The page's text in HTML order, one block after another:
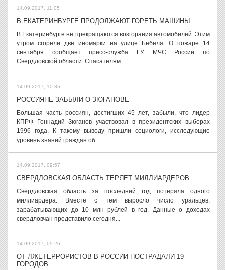
14.09.2017, 11:05
В ЕКАТЕРИНБУРГЕ ПРОДОЛЖАЮТ ГОРЕТЬ МАШИНЫ
В Екатеринбурге не прекращаются возгорания автомобилей. Этим
утром сгорели две иномарки на улице Бебеля. О пожаре 14
сентября сообщает пресс-служба ГУ МЧС России по
Свердловской области. Спасателям...
14.09.2017, 10:36
РОССИЯНЕ ЗАБЫЛИ О ЗЮГАНОВЕ
Большая часть россиян, достигших 45 лет, забыли, что лидер
КПРФ Геннадий Зюганов участвовал в президентских выборах
1996 года. К такому выводу пришли социологи, исследующие
уровень знаний граждан об...
14.09.2017, 09:57
СВЕРДЛОВСКАЯ ОБЛАСТЬ ТЕРЯЕТ МИЛЛИАРДЕРОВ
Свердловская область за последний год потеряла одного
миллиардера. Вместе с тем выросло число уральцев,
зарабатывающих до 10 млн рублей в год. Данные о доходах
свердловчан представило сегодня...
14.09.2017, 09:26
ОТ ЛЖЕТЕРРОРИСТОВ В РОССИИ ПОСТРАДАЛИ 19
ГОРОДОВ